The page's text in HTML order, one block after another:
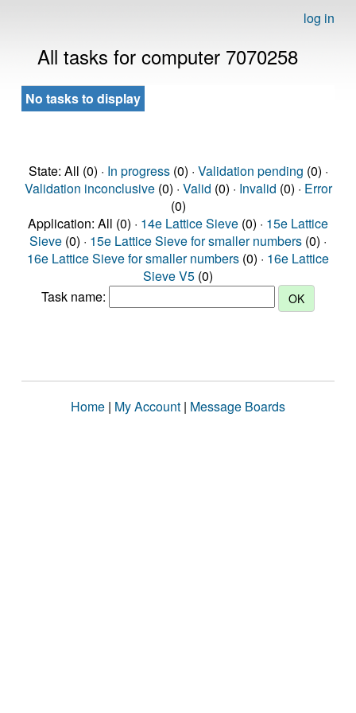
log in
All tasks for computer 7070258
No tasks to display
State: All (0) · In progress(0) · Validation pending (0) ·
Validation inconclusive(0) · Valid (0) · Invalid (0) · Error
(0)
Application: All (0) · 14e Lattice Sieve (0) · 15e Lattice
Sieve (0) · 15e Lattice Sieve for smaller numbers (0) ·
16e Lattice Sieve for smaller numbers (0) · 16e Lattice
Sieve V5 (0)
Task name:
Home | My Account | Message Boards